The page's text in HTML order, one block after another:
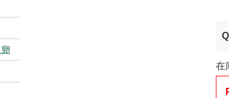
在